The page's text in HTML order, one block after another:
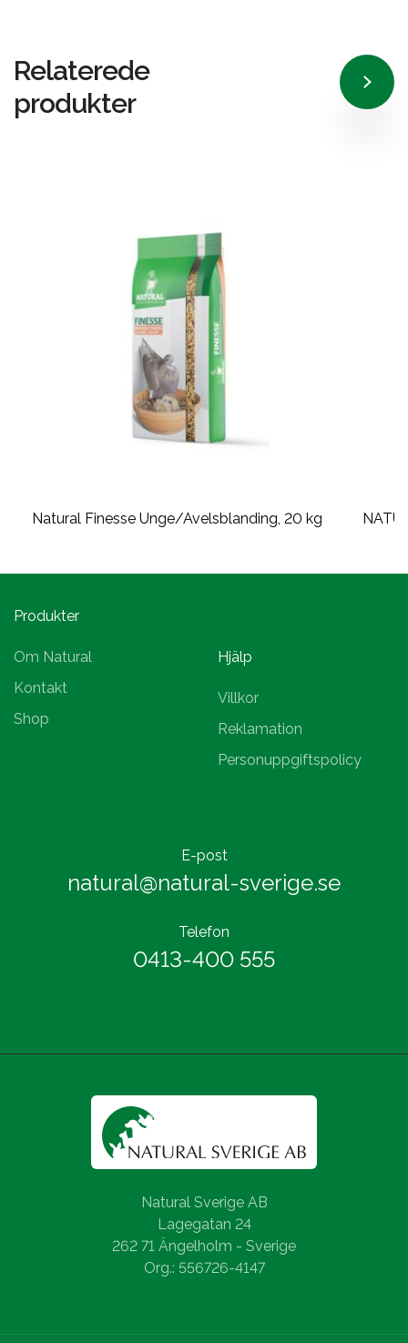
Relaterede
produkter
Natural Finesse Unge/Avelsblanding, 20 kg
Produkter
Om Natural
Kontakt
Shop
Hjälp
Villkor
Reklamation
Personuppgiftspolicy
E-post
natural@natural-sverige.se
Telefon
0413-400 555
Natural Sverige AB
Lagegatan 24
262 71 Ängelholm - Sverige
Org.: 556726-4147